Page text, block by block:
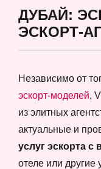
ДУБАЙ:
ЭСКОРТ-
Независимо от
эскорт-моделей,
из элитных
актуальные и
услуг эскорта
отеле или другие